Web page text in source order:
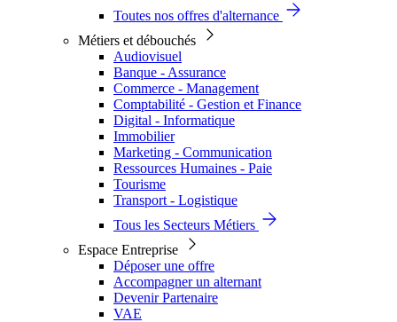
Toutes nos offres d'alternance
Métiers et débouchés
Audiovisuel
Banque - Assurance
Commerce - Management
Comptabilité - Gestion et Finance
Digital - Informatique
Immobilier
Marketing - Communication
Ressources Humaines - Paie
Tourisme
Transport - Logistique
Tous les Secteurs Métiers
Espace Entreprise
Déposer une offre
Accompagner un alternant
Devenir Partenaire
VAE